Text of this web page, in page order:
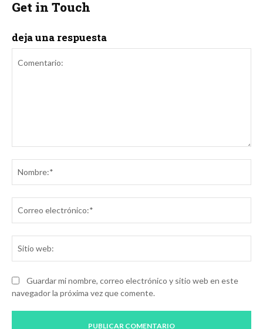
Get in Touch
deja una respuesta
Guardar mi nombre, correo electrónico y sitio web en este
navegador la próxima vez que comente.